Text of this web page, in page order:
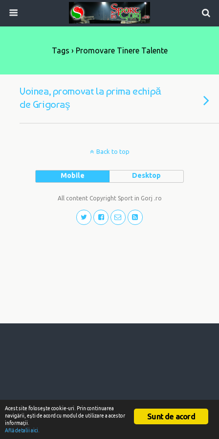
Tags › Promovare Tinere Talente
Voinea, promovat la prima echipă
de Grigoraş
Back to top
Mobile Desktop
All content Copyright Sport in Gorj .ro
Sunt de acord
Acest site foloseşte cookie-uri. Prin continuarea
navigării, eşti de acord cu modul de utilizare a acestor
informaţii.
Află detalii aici.